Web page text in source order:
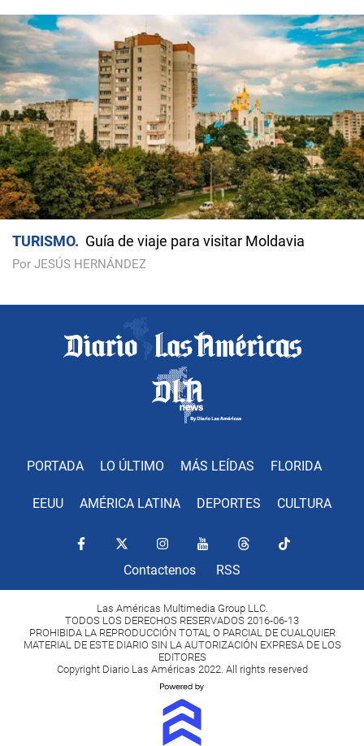
TURISMO Guía de viaje para visitar Moldavia
Por JESÚS HERNÁNDEZ
PORTADA LO ÚLTIMO MÁS LEÍDAS FLORIDA
EEUU AMÉRICA LATINA DEPORTES CULTURA
Contactenos RSS
Las Américas Multimedia Group LLC.
TODOS LOS DERECHOS RESERVADOS 2016-06-13
PROHIBIDA LA REPRODUCCIÓN TOTAL O PARCIAL DE CUALQUIER
MATERIAL DE ESTE DIARIO SIN LA AUTORIZACIÓN EXPRESA DE LOS
EDITORES
Copyright Diario Las Américas 2022. All rights reserved